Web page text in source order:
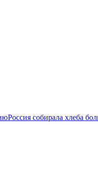
Россия собирала хлеба